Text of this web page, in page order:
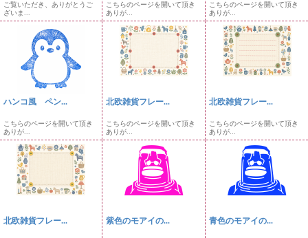
ご覧いただき、ありがとうご
ざいま...
こちらのページを開いて頂き
ありが...
こちらのページを開いて頂き
ありが...
ハンコ風 ペン...
こちらのページを開いて頂き
ありが...
北欧雑貨フレー...
こちらのページを開いて頂き
ありが...
北欧雑貨フレー...
こちらのページを開いて頂き
ありが...
北欧雑貨フレー... 紫色のモアイの... 青色のモアイの...